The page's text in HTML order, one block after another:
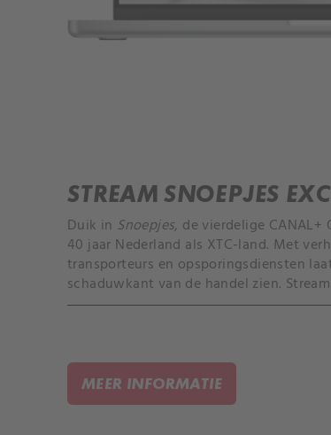
STREAM SNOEPJES
Duik in Snoepjes, de vierdelige
40 jaar Nederland als XTC-land. Met
transporteurs en opsporingsdiensten
schaduwkant van de handel zien.
MEER INFORMATIE